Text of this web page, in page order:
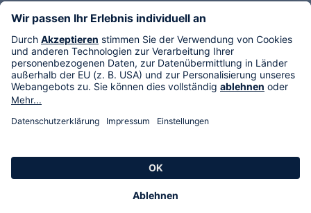
Im TV
HSE International